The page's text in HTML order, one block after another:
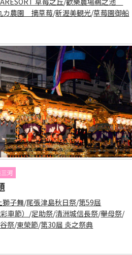
カ農園 摘草莓/新渥美観光/草莓園御船
河
獅子舞/尾張津島秋日祭/第59屆
車節） /足助祭/清洲城信長祭/舉母祭/
祭/東榮節/第30届 炎之祭典